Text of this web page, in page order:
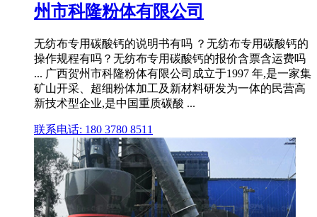
州市科隆粉体有限公司
无纺布专用碳酸钙的说明书有吗 ？无纺布专用碳酸钙的
操作规程有吗？无纺布专用碳酸钙的报价含票含运费吗
... 广西贺州市科隆粉体有限公司成立于1997 年,是一家集
矿山开采、超细粉体加工及新材料研发为一体的民营高
新技术型企业,是中国重质碳酸 ...
联系电话: 180 3780 8511